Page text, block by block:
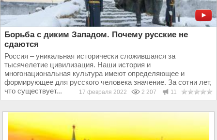
Борьба с диким Западом. Почему русские не
сдаются
Россия – уникальная исторически сложившаяся за
тысячелетие цивилизация. Наши история и
многонациональная культура имеют определяющее и
формирующее для русского человека значение. За сотни лет,
что существует...
17 февраля 2022 2 207 11